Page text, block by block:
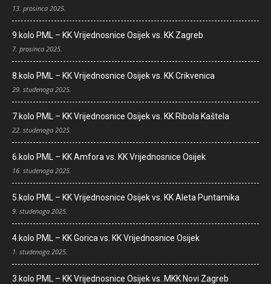
13. prosinca 2025.
9.kolo PML – KK Vrijednosnice Osijek vs. KK Zagreb
7. prosinca 2025.
8.kolo PML – KK Vrijednosnice Osijek vs. KK Crikvenica
29. studenoga 2025.
7.kolo PML – KK Vrijednosnice Osijek vs. KK Ribola Kaštela
22. studenoga 2025.
6.kolo PML – KK Amfora vs. KK Vrijednosnice Osijek
16. studenoga 2025.
5.kolo PML – KK Vrijednosnice Osijek vs. KK Aleta Puntamika
9. studenoga 2025.
4.kolo PML – KK Gorica vs. KK Vrijednosnice Osijek
1. studenoga 2025.
3.kolo PML – KK Vrijednosnice Osijek vs. MKK Novi Zagreb